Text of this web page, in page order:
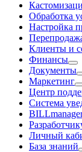
Обработка
Настройка
Клиенты и
Финансы
Документы
Маркетинг
Центр
Система
Личный
База знаний